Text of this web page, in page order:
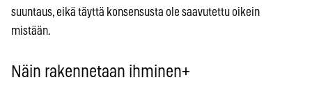
suuntaus, eikä täyttä konsensusta ole saavutettu oikein
mistään.
Näin rakennetaan ihminen+